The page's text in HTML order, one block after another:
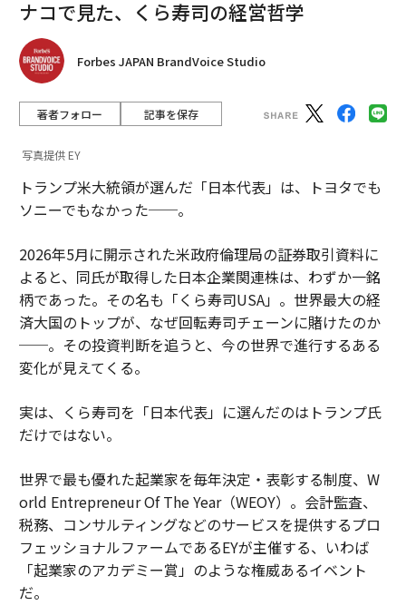
ナコで見た、くら寿司の経営哲学
Forbes JAPAN BrandVoice Studio
著者フォロー 記事を保存
写真提供 EY
トランプ米大統領が選んだ「日本代表」は、トヨタでも
ソニーでもなかった──。
2026年5月に開示された米政府倫理局の証券取引資料に
よると、同氏が取得した日本企業関連株は、わずか一銘
柄であった。その名も「くら寿司USA」。世界最大の経
済大国のトップが、なぜ回転寿司チェーンに賭けたのか
──。その投資判断を追うと、今の世界で進行するある
変化が見えてくる。
実は、くら寿司を「日本代表」に選んだのはトランプ氏
だけではない。
世界で最も優れた起業家を毎年決定・表彰する制度、W
orld Entrepreneur Of The Year（WEOY）。会計監査、
税務、コンサルティングなどのサービスを提供するプロ
フェッショナルファームであるEYが主催する、いわば
「起業家のアカデミー賞」のような権威あるイベント
だ。